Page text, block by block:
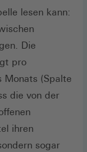
lesen kann:
Die
pro
Monats (Spalte
die von der
ihren
sogar